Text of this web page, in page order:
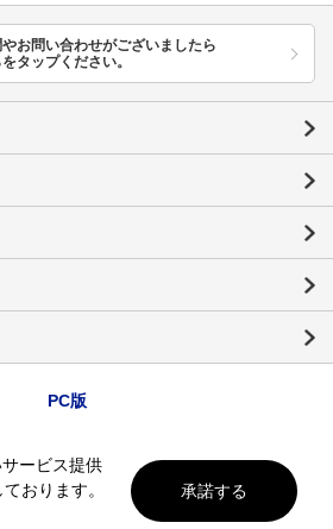
お問い合わせがございましたら
タップください。
PC版
ービス提供
おります。
承諾する